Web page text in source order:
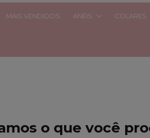
MAIS VENDIDOS ANÉIS COLARES
o que você